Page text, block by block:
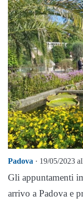
Padova · 19/05/2023
Gli appuntamenti
arrivo a Padova e